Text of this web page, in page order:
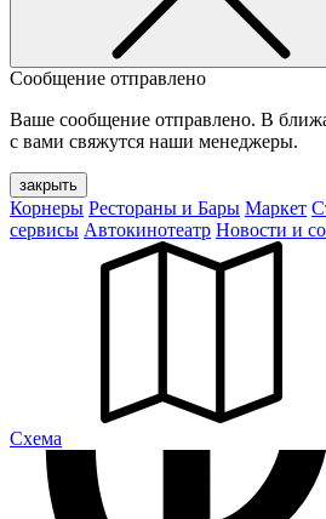
Сообщение отправлено
Ваше сообщение отправлено. В
с вами свяжутся наши менеджеры.
закрыть
Корнеры Рестораны и Бары Маркет
сервисы Автокинотеатр Новости и
Cхема